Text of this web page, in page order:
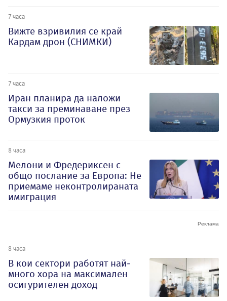
7 часа
Вижте взривилия се край
Кардам дрон (СНИМКИ)
7 часа
Иран планира да наложи
такси за преминаване през
Ормузкия проток
8 часа
Мелони и Фредериксен с
общо послание за Европа: Не
приемаме неконтролираната
имиграция
8 часа
В кои сектори работят най-
много хора на максимален
осигурителен доход